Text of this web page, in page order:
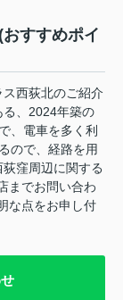
すすめポイ
西荻北のご紹介
る、2024年築の
、電車を多く利
ので、経路を用
窪周辺に関する
までお問い合わ
な点をお申し付